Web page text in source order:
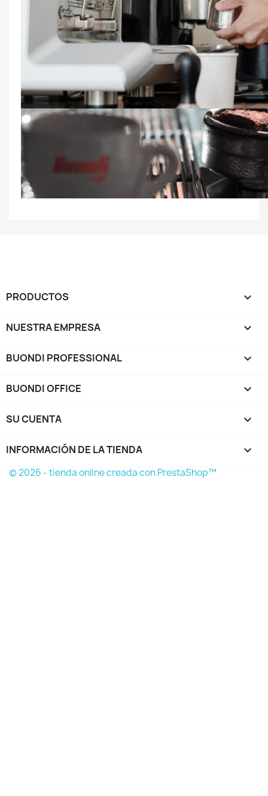
PRODUCTOS 
NUESTRA EMPRESA 
BUONDI PROFESSIONAL 
BUONDI OFFICE 
SU CUENTA 
INFORMACIÓN DE LA TIENDA keyboard_arrow_down
© 2026 - tienda online creada con PrestaShop™